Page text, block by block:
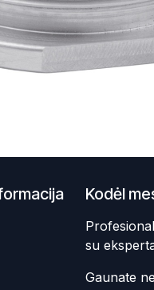
Kodėl
su
Gaunate